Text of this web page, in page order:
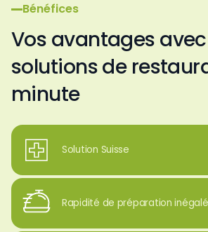
Bénéfices
Vos avantages
solutions de
minute
Solution Suisse
Rapidité de préparation